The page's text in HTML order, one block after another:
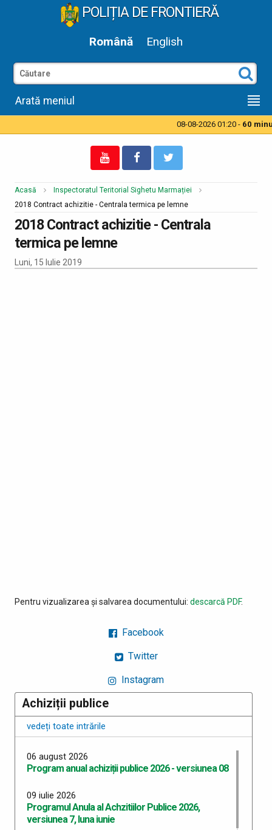
POLIȚIA DE FRONTIERĂ
Română English
Arată meniul
08-08-2026 01:20 -60
Acasă
Inspectoratul Teritorial Sighetu Marmației
2018 Contract achizitie - Centrala termica pe lemne
2018 Contract achizitie - Centrala
termica pe lemne
Luni, 15 Iulie 2019
Pentru vizualizarea și salvarea documentului: descarcă PDF.
Facebook
Twitter
Instagram
Achiziții publice
vedeți toate intrările
06 august 2026
Program anual achiziții publice 2026 - versiunea 08
09 iulie 2026
Programul Anula al Achzitiilor Publice 2026,
versiunea 7, luna iunie